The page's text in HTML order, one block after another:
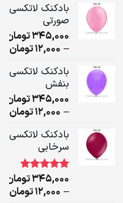
بادکنک لاتکسی
صورتی
345,000تومان
–
12,000تومان
بادکنک لاتکسی
بنفش
345,000تومان
–
12,000تومان
بادکنک لاتکسی
سرخابی
امتیاز5.00
1
مشتری
345,000تومان
–
12,000تومان